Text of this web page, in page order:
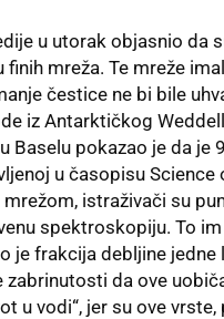
u utorak objasnio da
mreža. Te mreže
čestice ne bi bile
iz Antarktičkog
pokazao je da je
u časopisu Science
istraživači su
spektroskopiju. To
je frakcija debljine jedne
da ove
u vodi“, jer su ove